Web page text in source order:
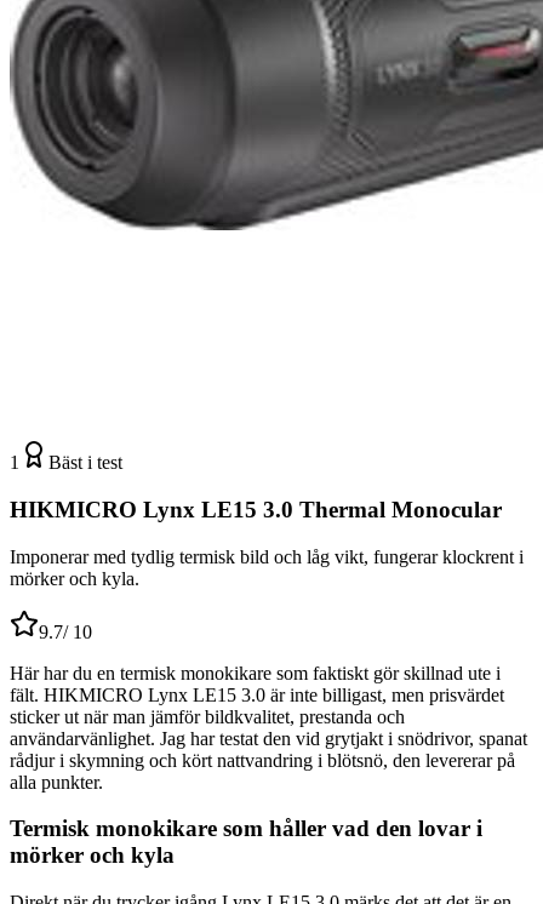
1 Bäst i test
HIKMICRO Lynx LE15 3.0 Thermal Monocular
Imponerar med tydlig termisk bild och låg vikt, fungerar klockrent i
mörker och kyla.
9.7/ 10
Här har du en termisk monokikare som faktiskt gör skillnad ute i
fält. HIKMICRO Lynx LE15 3.0 är inte billigast, men prisvärdet
sticker ut när man jämför bildkvalitet, prestanda och
användarvänlighet. Jag har testat den vid grytjakt i snödrivor, spanat
rådjur i skymning och kört nattvandring i blötsnö, den levererar på
alla punkter.
Termisk monokikare som håller vad den lovar i
mörker och kyla